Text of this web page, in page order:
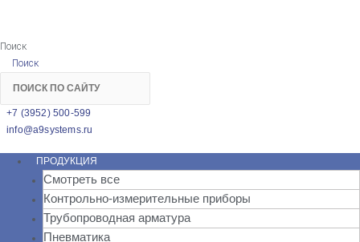
Поиск
Поиск
+7 (3952) 500-599
info@a9systems.ru
ПРОДУКЦИЯ
Смотреть все
Контрольно-измерительные приборы
Трубопроводная арматура
Пневматика